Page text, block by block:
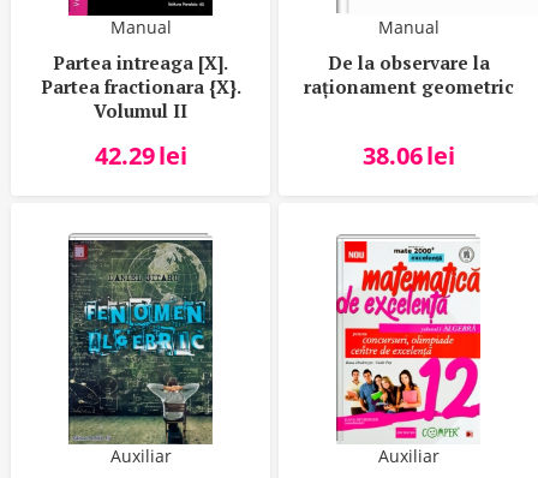
Manual
Partea intreaga [X].
Partea fractionara {X}.
Volumul II
42.29lei
Manual
De la observare la
raţionament geometric
38.06lei
Auxiliar Auxiliar